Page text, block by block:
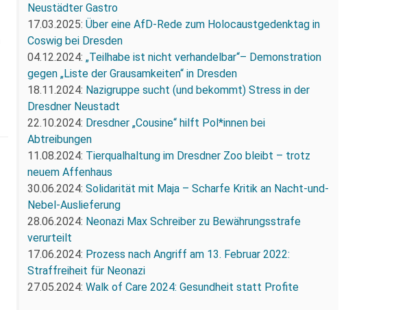
Neustädter Gastro
17.03.2025: Über eine AfD-Rede zum Holocaustgedenktag in
Coswig bei Dresden
04.12.2024: „Teilhabe ist nicht verhandelbar“– Demonstration
gegen „Liste der Grausamkeiten“ in Dresden
18.11.2024: Nazigruppe sucht (und bekommt) Stress in der
Dresdner Neustadt
22.10.2024: Dresdner „Cousine“ hilft Pol*innen bei
Abtreibungen
11.08.2024: Tierqualhaltung im Dresdner Zoo bleibt – trotz
neuem Affenhaus
30.06.2024: Solidarität mit Maja – Scharfe Kritik an Nacht-und-
Nebel-Auslieferung
28.06.2024: Neonazi Max Schreiber zu Bewährungsstrafe
verurteilt
17.06.2024: Prozess nach Angriff am 13. Februar 2022:
Straffreiheit für Neonazi
27.05.2024: Walk of Care 2024: Gesundheit statt Profite